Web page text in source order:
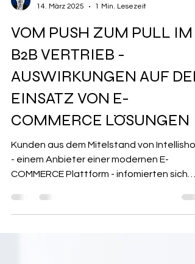
Markus Gasser
14. März 2025
1 Min. Lesezeit
VOM PUSH ZUM PULL IM
B2B VERTRIEB -
AUSWIRKUNGEN AUF DEN
EINSATZ VON E-
COMMERCE LÖSUNGEN
- einem Anbieter einer modernen E-
COMMERCE Plattform - infomierten sich